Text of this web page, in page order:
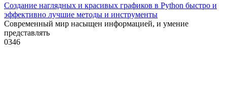
Создание наглядных и красивых графиков в Python быстро и
эффективно лучшие методы и инструменты
Современный мир насыщен информацией, и умение
представлять
0346